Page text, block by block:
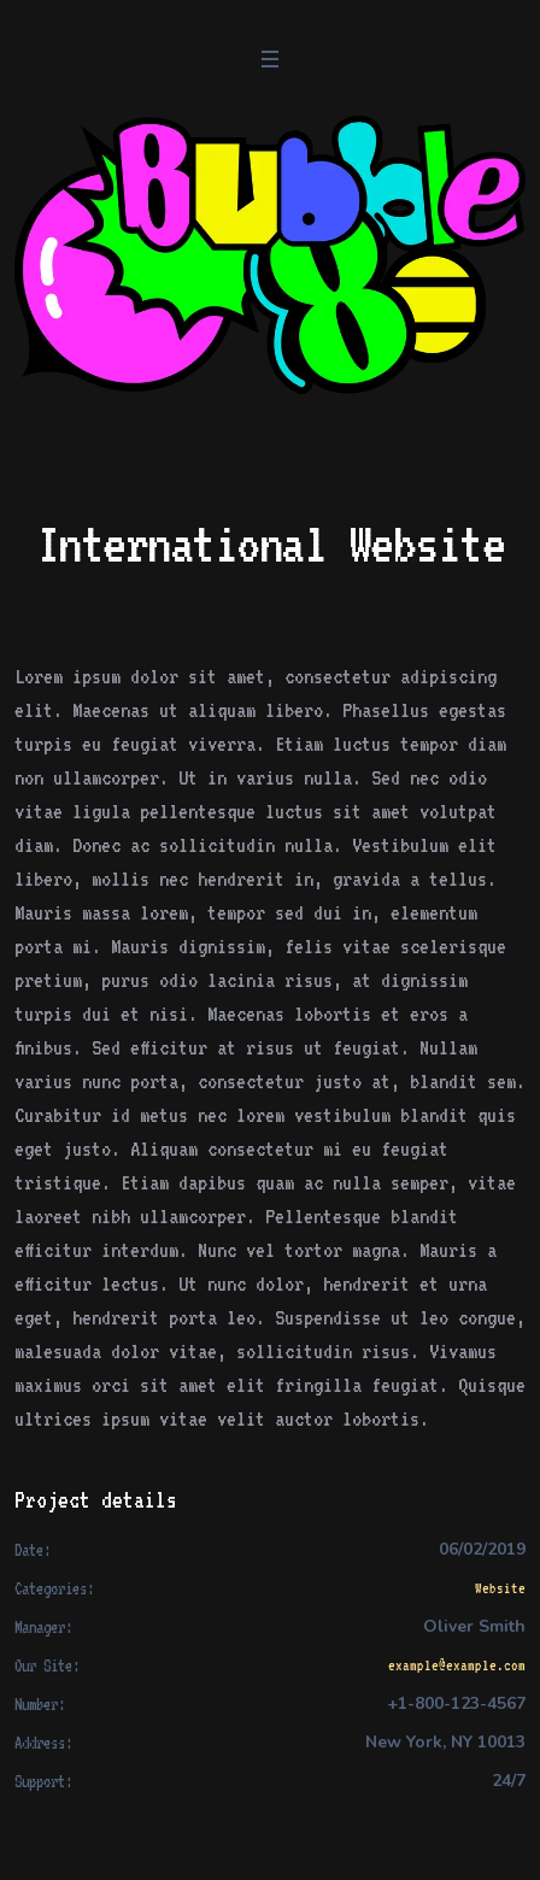
International Website
Lorem ipsum dolor sit amet, consectetur adipiscing
elit. Maecenas ut aliquam libero. Phasellus egestas
turpis eu feugiat viverra. Etiam luctus tempor diam
non ullamcorper. Ut in varius nulla. Sed nec odio
vitae ligula pellentesque luctus sit amet volutpat
diam. Donec ac sollicitudin nulla. Vestibulum elit
libero, mollis nec hendrerit in, gravida a tellus.
Mauris massa lorem, tempor sed dui in, elementum
porta mi. Mauris dignissim, felis vitae scelerisque
pretium, purus odio lacinia risus, at dignissim
turpis dui et nisi. Maecenas lobortis et eros a
finibus. Sed efficitur at risus ut feugiat. Nullam
varius nunc porta, consectetur justo at, blandit sem.
Curabitur id metus nec lorem vestibulum blandit quis
eget justo. Aliquam consectetur mi eu feugiat
tristique. Etiam dapibus quam ac nulla semper, vitae
laoreet nibh ullamcorper. Pellentesque blandit
efficitur interdum. Nunc vel tortor magna. Mauris a
efficitur lectus. Ut nunc dolor, hendrerit et urna
eget, hendrerit porta leo. Suspendisse ut leo congue,
malesuada dolor vitae, sollicitudin risus. Vivamus
maximus orci sit amet elit fringilla feugiat. Quisque
ultrices ipsum vitae velit auctor lobortis.
Project details
Date: 06/02/2019
Categories: Website
Manager: Oliver Smith
Our Site: example@example.com
Number: +1-800-123-4567
Address: New York, NY 10013
Support: 24/7